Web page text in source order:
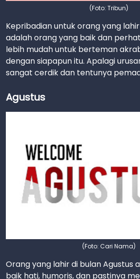
(Foto: Tribun)
Kepribadian untuk orang yang
adalah orang yang baik dan
lebih mudah untuk berteman
dengan siapapun itu. Apalagi
sangat cerdik dan tentunya
Agustus
(Foto: Cari Nama)
Orang yang lahir di bulan Agustus
baik hati, humoris, dan pastinya